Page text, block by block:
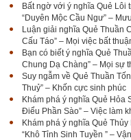
Bất ngờ với ý nghĩa Quẻ Lôi
“Duyên Mộc Cầu Ngư” –
Luận giải nghĩa Quẻ Thuần
Cấu Táo” – Mọi việc bất
Bạn có biết ý nghĩa Quẻ
Chung Dạ Chàng” – Mọi sự
Suy ngẫm về Quẻ Thuần
Thuỷ” – Khốn cực sinh phúc
Khám phá ý nghĩa Quẻ Hỏa
Điểu Phần Sào” – Việc làm
Khám phá ý nghĩa Quẻ
“Khô Tỉnh Sinh Tuyền ” –